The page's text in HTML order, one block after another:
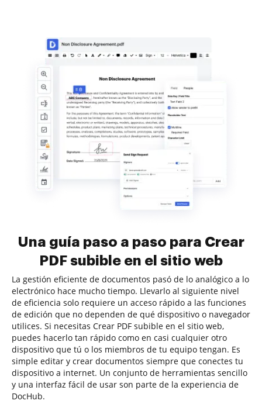
Una guía paso a paso para Crear
PDF subible en el sitio web
La gestión eficiente de documentos pasó de lo analógico a lo
electrónico hace mucho tiempo. Llevarlo al siguiente nivel
de eficiencia solo requiere un acceso rápido a las funciones
de edición que no dependen de qué dispositivo o navegador
utilices. Si necesitas Crear PDF subible en el sitio web,
puedes hacerlo tan rápido como en casi cualquier otro
dispositivo que tú o los miembros de tu equipo tengan. Es
simple editar y crear documentos siempre que conectes tu
dispositivo a internet. Un conjunto de herramientas sencillo
y una interfaz fácil de usar son parte de la experiencia de
DocHub.